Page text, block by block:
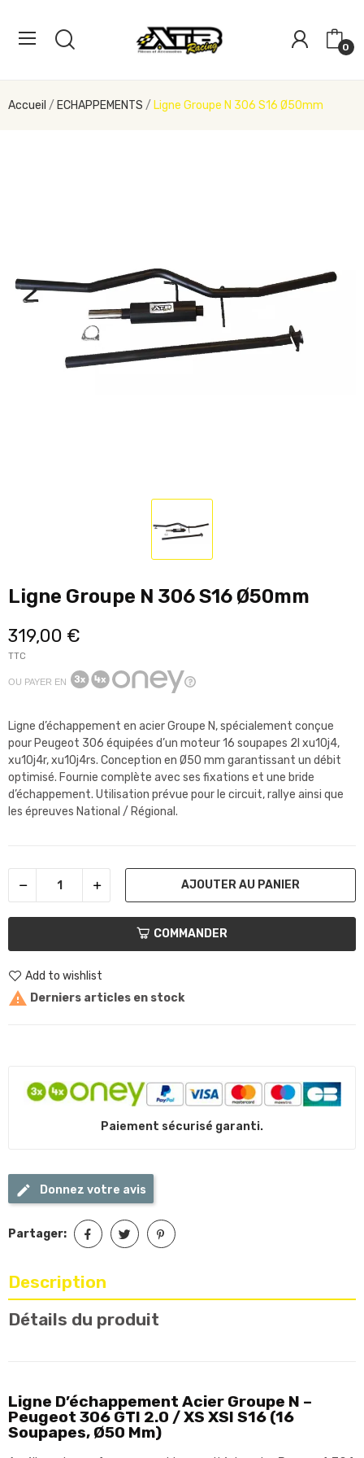
0
Accueil ECHAPPEMENTS Ligne Groupe N 306 S16 Ø50mm
Ligne Groupe N 306 S16 Ø50mm
319,00 €
TTC
OU PAYER EN
Ligne d’échappement en acier Groupe N, spécialement conçue
pour Peugeot 306 équipées d’un moteur 16 soupapes 2l xu10j4,
xu10j4r, xu10j4rs. Conception en Ø50 mm garantissant un débit
optimisé. Fournie complète avec ses fixations et une bride
d’échappement. Utilisation prévue pour le circuit, rallye ainsi que
les épreuves National / Régional.
AJOUTER AU PANIER
COMMANDER
Add to wishlist
 Derniers articles en stock
Paiement sécurisé garanti.
Donnez votre avis
Partager:
Description
Détails du produit
Ligne D’échappement Acier Groupe N –
Peugeot 306 GTI 2.0 / XS XSI S16 (16
Soupapes, Ø50 Mm)